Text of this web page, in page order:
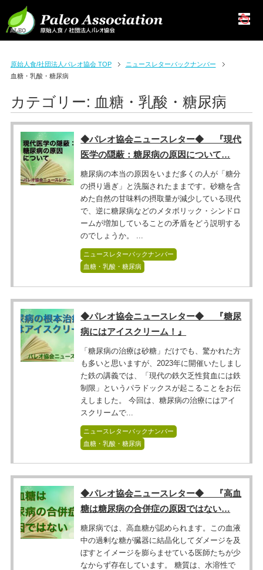
原始人食/社団法人パレオ協会 TOP
ニュースレターバックナンバー
血糖・乳酸・糖尿病
カテゴリー: 血糖・乳酸・糖尿病
◆パレオ協会ニュースレター◆ 『現代
医学の隠蔽：糖尿病の原因について…
糖尿病の本当の原因をいまだ多くの人が「糖分
の摂り過ぎ」と洗脳されたままです。砂糖を含
めた自然の甘味料の摂取量が減少している現代
で、逆に糖尿病などのメタボリック・シンドロ
ームが増加していることの矛盾をどう説明する
のでしょうか。 ...
ニュースレターバックナンバー
血糖・乳酸・糖尿病
◆パレオ協会ニュースレター◆ 『糖尿
病にはアイスクリーム！』
「糖尿病の治療は砂糖」だけでも、驚かれた方
も多いと思いますが、2023年に開催いたしまし
た鉄の講義では、「現代の鉄欠乏性貧血には鉄
制限」というパラドックスが起こることをお伝
えしました。 今回は、糖尿病の治療にはアイ
スクリームで...
ニュースレターバックナンバー
血糖・乳酸・糖尿病
◆パレオ協会ニュースレター◆ 『高血
糖は糖尿病の合併症の原因ではない…
糖尿病では、高血糖が認められます。この血液
中の過剰な糖が臓器に結晶化してダメージを及
ぼすとイメージを膨らませている医師たちが少
なからず存在しています。 糖質は、水溶性で